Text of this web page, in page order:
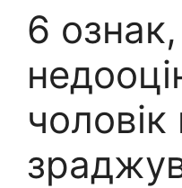
6 ознак,
чоловік